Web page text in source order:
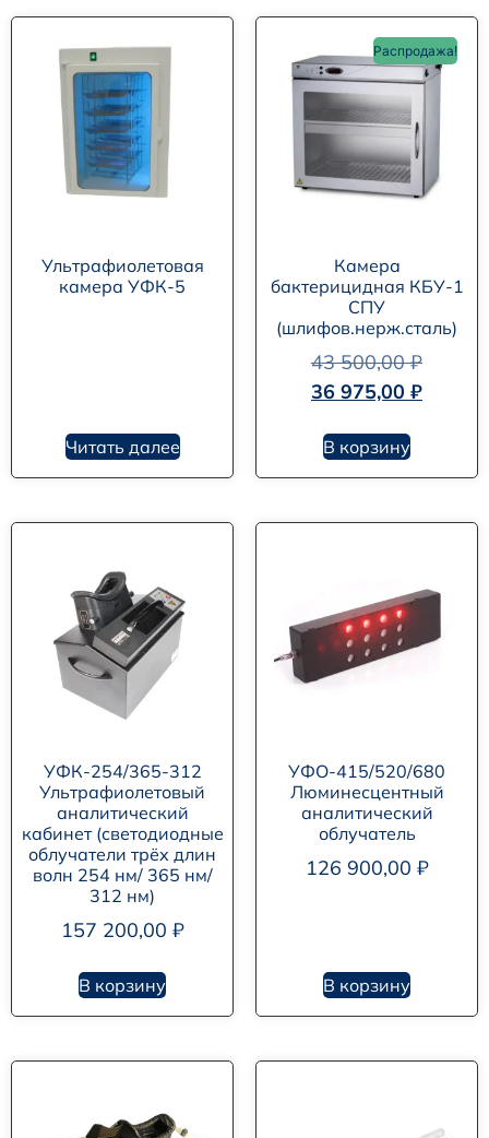
Ультрафиолетовая
камера УФК-5
Читать далее
Распродажа!
Камера
бактерицидная КБУ-1
СПУ
(шлифов.нерж.сталь)
43 500,00₽
36 975,00 ₽
В корзину
УФК-254/365-312
Ультрафиолетовый
аналитический
кабинет (светодиодные
облучатели трёх длин
волн 254 нм/ 365 нм/
312 нм)
157 200,00 ₽
В корзину
УФО-415/520/680
Люминесцентный
аналитический
облучатель
126 900,00 ₽
В корзину